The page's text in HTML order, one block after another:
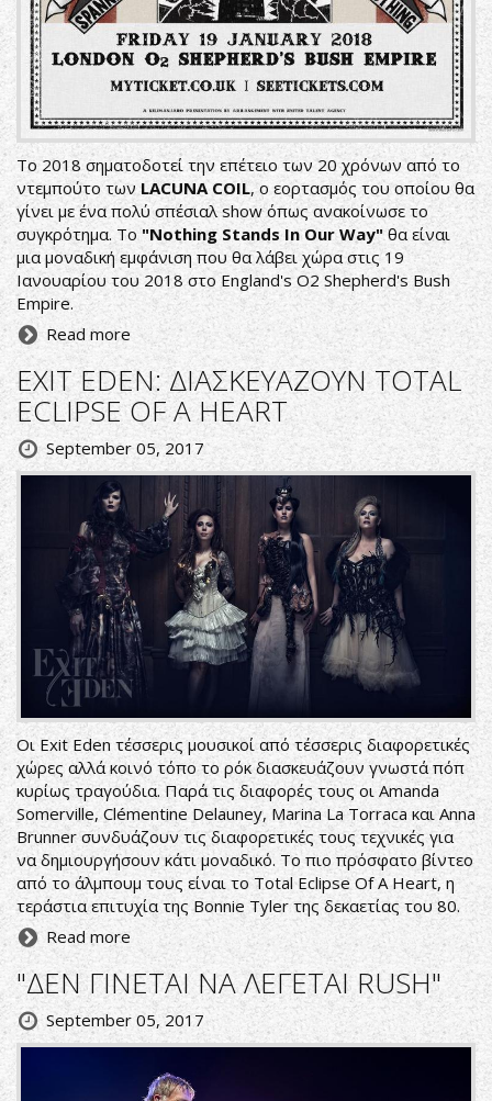
Το 2018 σηματοδοτεί την επέτειο των 20 χρόνων από το
ντεμπούτο τωνLACUNA COIL, ο εορτασμός του οποίου θα
γίνει με ένα πολύ σπέσιαλ show όπως ανακοίνωσε το
συγκρότημα. Το"Nothing Stands In Our Way" θα είναι
μια μοναδική εμφάνιση που θα λάβει χώρα στις 19
Ιανουαρίου του 2018 στο England's O2 Shepherd's Bush
Empire.
Read more
EXIT EDEN: ΔΙΑΣΚΕΥΑΖΟΥΝ TOTAL
ECLIPSE OF A HEART
September 05, 2017
Οι Exit Eden τέσσερις μουσικοί από τέσσερις διαφορετικές
χώρες αλλά κοινό τόπο το ρόκ διασκευάζουν γνωστά πόπ
κυρίως τραγούδια. Παρά τις διαφορές τους οι Amanda
Somerville, Clémentine Delauney, Marina La Torraca και Anna
Brunner συνδυάζουν τις διαφορετικές τους τεχνικές για
να δημιουργήσουν κάτι μοναδικό. Το πιο πρόσφατο βίντεο
από το άλμπουμ τους είναι το Total Eclipse Of A Heart, η
τεράστια επιτυχία της Bonnie Tyler της δεκαετίας του 80.
Read more
"ΔΕΝ ΓΙΝΕΤΑΙ ΝΑ ΛΕΓΕΤΑΙ RUSH"
September 05, 2017